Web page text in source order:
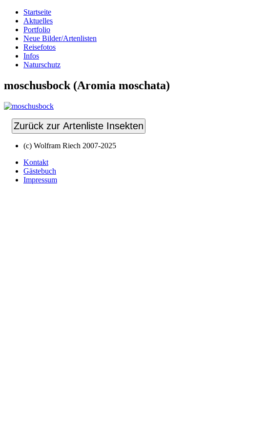
Startseite
Aktuelles
Portfolio
Neue Bilder/Artenlisten
Reisefotos
Infos
Naturschutz
moschusbock (Aromia moschata)
Zurück zur Artenliste Insekten
(c) Wolfram Riech 2007-2025
Kontakt
Gästebuch
Impressum